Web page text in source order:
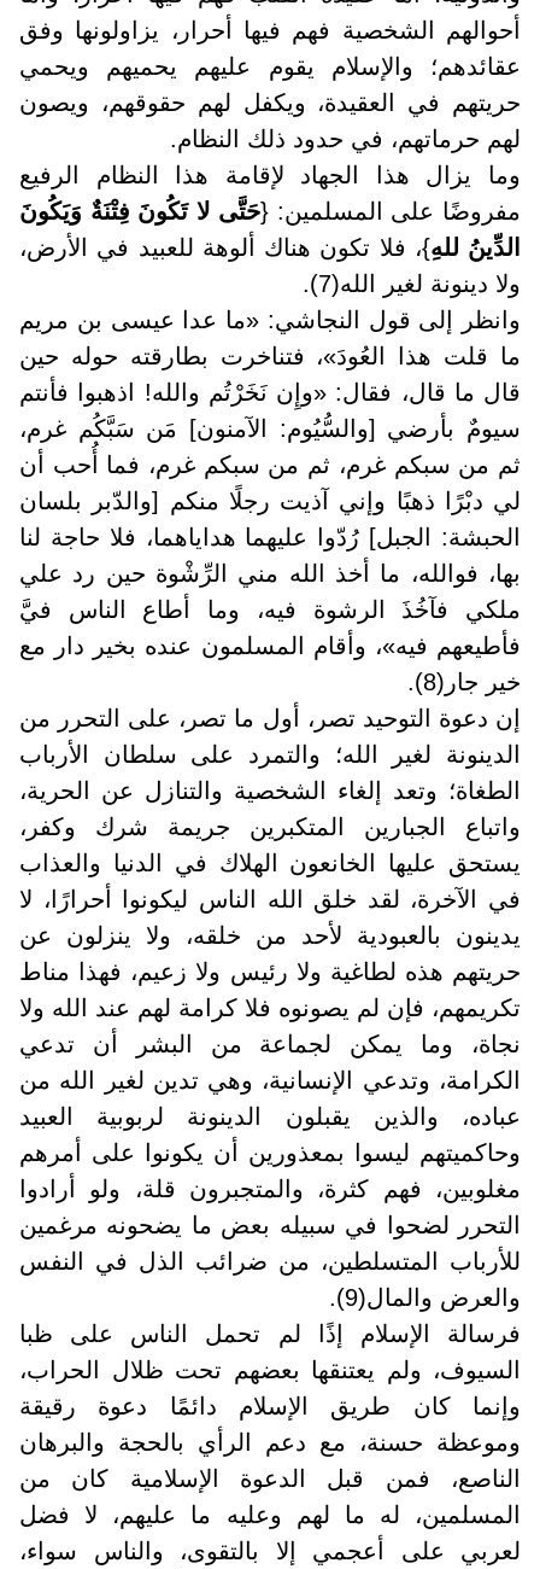
أحوالهم الشخصية فهم فيها أحرار، يزاولونها وفق
عقائدهم؛ والإسلام يقوم عليهم يحميهم ويحمي
حريتهم في العقيدة، ويكفل لهم حقوقهم، ويصون
لهم حرماتهم، في حدود ذلك النظام.
وما يزال هذا الجهاد لإقامة هذا النظام الرفيع
مفروضًا على المسلمين: {حَتَّى لا تَكُونَ فِتْنَةٌ وَيَكُونَ
الدِّينُ للهِ}، فلا تكون هناك ألوهة للعبيد في الأرض،
ولا دينونة لغير الله(7).
وانظر إلى قول النجاشي: «ما عدا عيسى بن مريم
ما قلت هذا العُودَ»، فتناخرت بطارقته حوله حين
قال ما قال، فقال: «وإِن نَخَرْتُم والله! اذهبوا فأنتم
سيومٌ بأرضي [والسُّيُوم: الآمنون] مَن سَبَّكُم غرم،
ثم من سبكم غرم، ثم من سبكم غرم، فما أُحب أن
لي دبْرًا ذهبًا وإني آذيت رجلًا منكم [والدّبر بلسان
الحبشة: الجبل] رُدّوا عليهما هداياهما، فلا حاجة لنا
بها، فوالله، ما أخذ الله مني الرِّشْوة حين رد علي
ملكي فآخُذَ الرشوة فيه، وما أطاع الناس فيَّ
فأطيعهم فيه»، وأقام المسلمون عنده بخير دار مع
خير جار(8).
إن دعوة التوحيد تصر، أول ما تصر، على التحرر من
الدينونة لغير الله؛ والتمرد على سلطان الأرباب
الطغاة؛ وتعد إلغاء الشخصية والتنازل عن الحرية،
واتباع الجبارين المتكبرين جريمة شرك وكفر،
يستحق عليها الخانعون الهلاك في الدنيا والعذاب
في الآخرة، لقد خلق الله الناس ليكونوا أحرارًا، لا
يدينون بالعبودية لأحد من خلقه، ولا ينزلون عن
حريتهم هذه لطاغية ولا رئيس ولا زعيم، فهذا مناط
تكريمهم، فإن لم يصونوه فلا كرامة لهم عند الله ولا
نجاة، وما يمكن لجماعة من البشر أن تدعي
الكرامة، وتدعي الإنسانية، وهي تدين لغير الله من
عباده، والذين يقبلون الدينونة لربوبية العبيد
وحاكميتهم ليسوا بمعذورين أن يكونوا على أمرهم
مغلوبين، فهم كثرة، والمتجبرون قلة، ولو أرادوا
التحرر لضحوا في سبيله بعض ما يضحونه مرغمين
للأرباب المتسلطين، من ضرائب الذل في النفس
والعرض والمال(9).
فرسالة الإسلام إذًا لم تحمل الناس على ظبا
السيوف، ولم يعتنقها بعضهم تحت ظلال الحراب،
وإنما كان طريق الإسلام دائمًا دعوة رقيقة
وموعظة حسنة، مع دعم الرأي بالحجة والبرهان
الناصع، فمن قبل الدعوة الإسلامية كان من
المسلمين، له ما لهم وعليه ما عليهم، لا فضل
لعربي على أعجمي إلا بالتقوى، والناس سواء،